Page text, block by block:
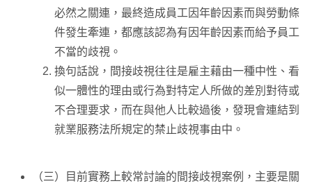
必然之關連，最終造成員工因年齡因素而與勞動條
件發生牽連，都應該認為有因年齡因素而給予員工
不當的歧視。
換句話說，間接歧視往往是雇主藉由一種中性、看
似一體性的理由或行為對特定人所做的差別對待或
不合理要求，而在與他人比較過後，發現會連結到
就業服務法所規定的禁止歧視事由中。
（三）目前實務上較常討論的間接歧視案例，主要是關